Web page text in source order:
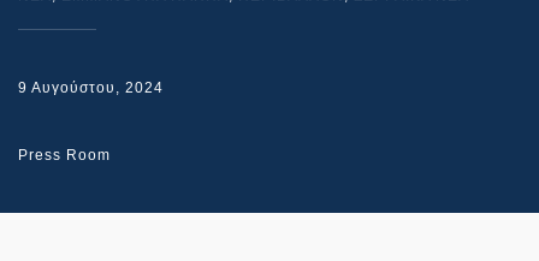
9 Αυγούστου, 2024
Press Room